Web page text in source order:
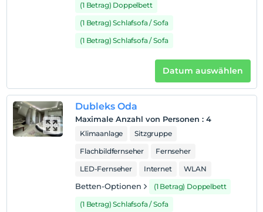
Der Aufenthalt für Kleinkinder bis zum Alter von 2 ist
(1 Betrag) Doppelbett
(1 Betrag) Schlafsofa / Sofa
(1 Betrag) Schlafsofa / Sofa
Datum auswählen
Dubleks Oda
Maximale Anzahl von Personen : 4
Klimaanlage
Sitzgruppe
Flachbildfernseher
Fernseher
LED-Fernseher
Internet WLAN
Betten-Optionen
(1 Betrag) Doppelbett
(1 Betrag) Schlafsofa / Sofa